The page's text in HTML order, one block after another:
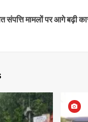
संपत्ति मामलों पर आगे बढ़ी